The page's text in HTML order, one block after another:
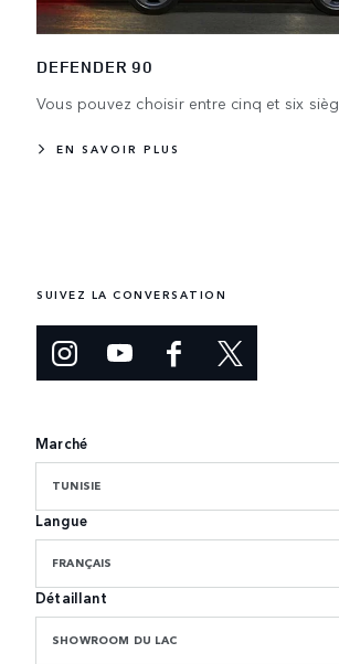
DEFENDER 90
Vous pouvez choisir entre cinq et six
EN SAVOIR PLUS
SUIVEZ LA CONVERSATION
Marché
TUNISIE
Langue
FRANÇAIS
Détaillant
SHOWROOM DU LAC